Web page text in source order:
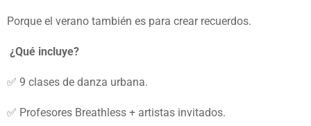
Porque el verano también es para crear recuerdos.
¿Qué incluye?
✅ 9 clases de danza urbana.
✅ Profesores Breathless + artistas invitados.